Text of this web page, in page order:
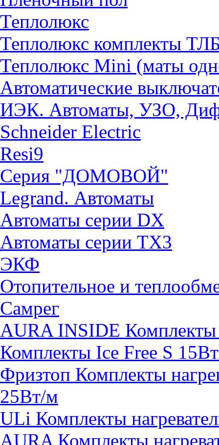
Теплолюкс
Теплолюкс комплекты
Теплолюкс Mini (маты
Автоматические
ИЭК. Автоматы, УЗО,
Schneider Electric
Resi9
Серия "ДОМОВОЙ"
Legrand. Автоматы
Автоматы серии DX
Автоматы серии TX3
ЭКФ
Отопительное и
Самрег
AURA INSIDE Комплекты
Комплекты Ice Free S
Фризтоп Комплекты
25Вт/м
ULi Комплекты
AURA Комплекты